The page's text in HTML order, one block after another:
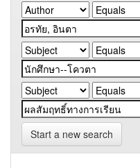
Start a new search